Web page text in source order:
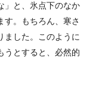
」と、氷点下のなか
す。もちろん、寒さ
ました。このように
うとすると、必然的